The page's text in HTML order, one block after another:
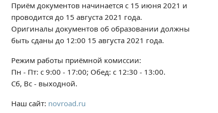
Наблюдательный совет
Информация
Независимая оценка качества
Обращения онлайн
Контакты
Учебно-производственный комплекс
Приём документов начинается с 15 июня 2021 и
проводится до 15 августа 2021 года.
Оригиналы документов об образовании должны
быть сданы до 12:00 15 августа 2021 года.
Режим работы приёмной комиссии:
Пн - Пт: с 9:00 - 17:00; Обед: с 12:30 - 13:00.
Сб, Вс - выходной.
Наш сайт: novroad.ru